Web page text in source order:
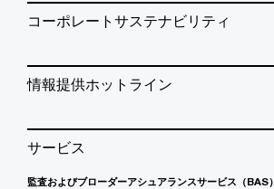
コーポレートサステナビリティ
情報提供ホットライン
サービス
監査およびブローダーアシュアランスサービス（BAS）